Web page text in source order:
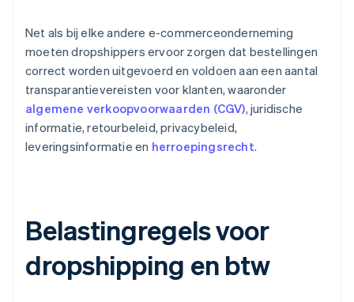
Net als bij elke andere e-commerceonderneming
moeten dropshippers ervoor zorgen dat bestellingen
correct worden uitgevoerd en voldoen aan een aantal
transparantievereisten voor klanten, waaronder
algemene verkoopvoorwaarden (CGV), juridische
informatie, retourbeleid, privacybeleid,
leveringsinformatie en herroepingsrecht.
Belastingregels voor
dropshipping en btw